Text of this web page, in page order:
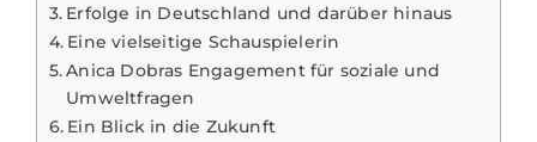
Erfolge in Deutschland und darüber hinaus
Eine vielseitige Schauspielerin
Anica Dobras Engagement für soziale und
Umweltfragen
Ein Blick in die Zukunft